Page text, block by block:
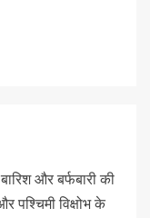
और बर्फबारी की
विक्षोभ के